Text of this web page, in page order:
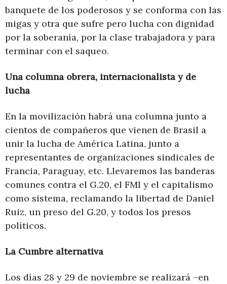
banquete de los poderosos y se conforma con las
migas y otra que sufre pero lucha con dignidad
por la soberanía, por la clase trabajadora y para
terminar con el saqueo.
Una columna obrera, internacionalista y de
lucha
En la movilización habrá una columna junto a
cientos de compañeros que vienen de Brasil a
unir la lucha de América Latina, junto a
representantes de organizaciones sindicales de
Francia, Paraguay, etc. Llevaremos las banderas
comunes contra el G.20, el FMI y el capitalismo
como sistema, reclamando la libertad de Daniel
Ruiz, un preso del G.20, y todos los presos
políticos.
La Cumbre alternativa
Los días 28 y 29 de noviembre se realizará –en